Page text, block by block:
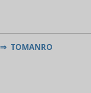
⇒ TOMANRO